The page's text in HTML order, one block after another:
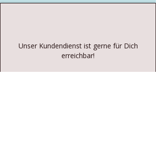
Unser Kundendienst ist gerne für Dich
erreichbar!
Per Telefon oder WhatsApp(Mo-Fr 8:00-